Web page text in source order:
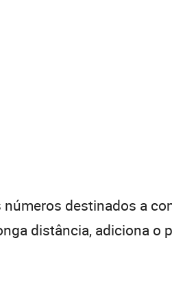
destinados a
distância, adiciona o